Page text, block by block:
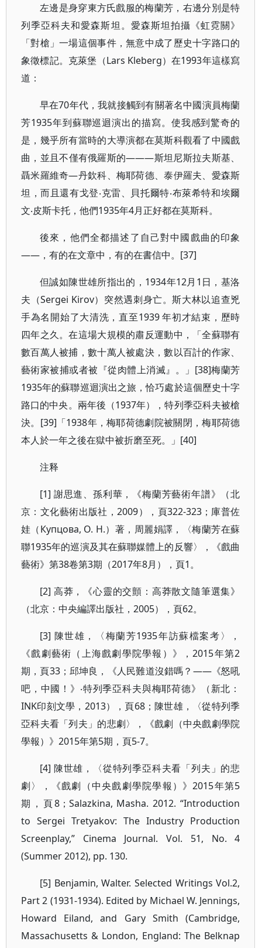
左邊是身穿東方氏戲服的梅蘭芳，右邊分別是特
列季亞科夫和愛森斯坦。愛森斯坦拍攝《虹霓關》
「對槍」一場這個事件，無意中成了歷史十字路口的
象徵標記。克萊堡（Lars Kleberg）在1993年這樣寫
道：
早在70年代，我就接觸到有關著名中國演員梅蘭
芳1935年到蘇聯巡迴演出的描寫。使我感到驚奇的
是，幾乎所有當時的大導演都在莫斯科觀看了中國戲
曲，並且不僅有俄羅斯的———斯坦尼斯拉夫斯基、
聶米羅維奇—丹欽科、梅耶荷德、泰伊羅夫、愛森斯
坦，而且還有戈登‧克雷、貝托爾特‧布萊希特和埃爾
文‧皮斯卡托，他們1935年4月正好都在莫斯科。
後來，他們全都描述了自己對中國戲曲的印象
——，有的在文章中，有的在書信中。[37]
但誠如陳世雄所指出的，1934年12月1日，基洛
夫（Sergei Kirov）突然遇刺身亡。斯大林以追查兇
手為名開始了大清洗，直至1939 年初才結束，歷時
四年之久。在這場大規模的肅反運動中，「全蘇聯有
數百萬人被捕，數十萬人被處決，數以百計的作家、
藝術家被捕或者被『從肉體上消滅』。」[38]梅蘭芳
1935年的蘇聯巡迴演出之旅，恰巧處於這個歷史十字
路口的中央。兩年後（1937年），特列季亞科夫被槍
決。[39]「1938年，梅耶荷德劇院被關閉，梅耶荷德
本人於一年之後在獄中被折磨至死。」[40]
注释
[1] 謝思進、孫利華，《梅蘭芳藝術年譜》（北
京：文化藝術出版社，2009），頁322-323；庫普佐
娃（Купцова, О. Н.）著，周麗娟譯，〈梅蘭芳在蘇
聯1935年的巡演及其在蘇聯媒體上的反響〉，《戲曲
藝術》第38卷第3期（2017年8月），頁1。
[2] 高莽，《心靈的交顫：高莽散文隨筆選集》
（北京：中央編譯出版社，2005），頁62。
[3] 陳世雄，〈梅蘭芳1935年訪蘇檔案考〉，
《戲劇藝術（上海戲劇學院學報）》，2015年第2
期，頁33；邱坤良，《人民難道沒錯嗎？——《怒吼
吧，中國！》‧特列季亞科夫與梅耶荷德》（新北：
INK印刻文學，2013），頁68；陳世雄，〈從特列季
亞科夫看「列夫」的悲劇〉，《戲劇（中央戲劇學院
學報）》2015年第5期，頁5-7。
[4] 陳世雄，〈從特列季亞科夫看「列夫」的悲
劇〉，《戲劇（中央戲劇學院學報）》2015年第5
期，頁8；Salazkina, Masha. 2012. “Introduction
to Sergei Tretyakov: The Industry Production
Screenplay,” Cinema Journal. Vol. 51, No. 4
(Summer 2012), pp. 130.
[5] Benjamin, Walter. Selected Writings Vol.2,
Part 2 (1931-1934). Edited by Michael W. Jennings,
Howard Eiland, and Gary Smith (Cambridge,
Massachusetts & London, England: The Belknap